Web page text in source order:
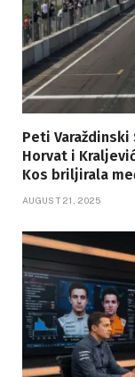
Peti Varaždinski
Horvat i
Kos briljirala
AUGUST 21, 2025